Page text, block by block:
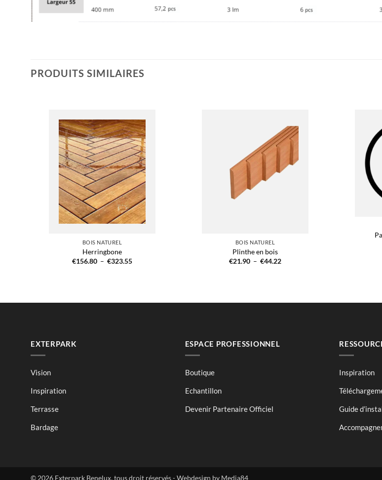
PRODUITS SIMILAIRES
BOIS NATUREL
Herringbone
€156.80 – €323.55Plage
BOIS NATUREL
Plinthe en bois
€21.90 – €44.22Plage
EXTERPARK
Vision
Inspiration
Terrasse
Bardage
ESPACE PROFESSIONNEL
Boutique
Echantillon
Devenir Partenaire Officiel
Inspiration
Guide
© 2026 Exterpark Benelux, tous droit réservés - Webdesign by Media84